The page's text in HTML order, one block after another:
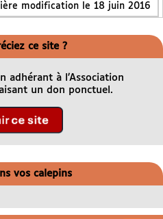
modification le 18 juin 2016
ce site ?
adhérant à l’Association
un don ponctuel.
vos calepins